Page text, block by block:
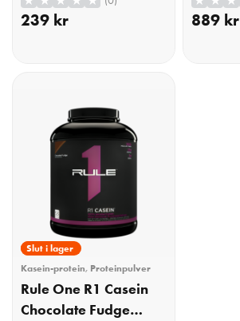
239 kr
KÖP
889 kr
15% Rabatt
Slut i lager
Kasein-protein, Proteinpulver
Rule One R1 Casein
Chocolate Fudge